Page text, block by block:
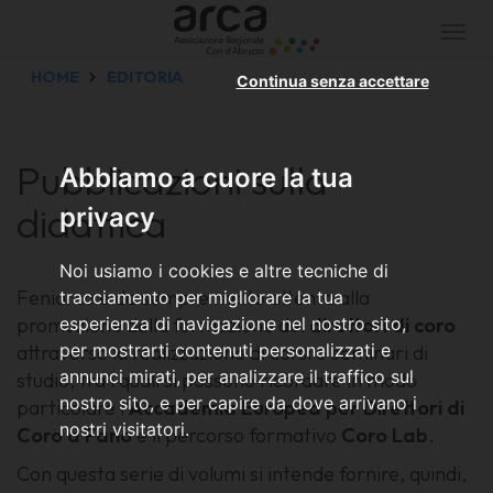
Abbiamo a cuore la tua
privacy
Noi usiamo i cookies e altre tecniche di
tracciamento per migliorare la tua
esperienza di navigazione nel nostro sito,
per mostrarti contenuti personalizzati e
annunci mirati, per analizzare il traffico sul
nostro sito, e per capire da dove arrivano i
nostri visitatori.
Continua senza accettare
HOME EDITORIA
Pubblicazioni sulla
didattica
Feniarco è da sempre molto attenta alla
promozione della formazione dei direttori di coro
attraverso la realizzazione di corsi e seminari di
studio, tra i quali si possono ricordare in modo
particolare l'Accademia Europea per Direttori di
Coro a Fanoe il percorso formativo Coro Lab.
Con questa serie di volumi si intende fornire, quindi,